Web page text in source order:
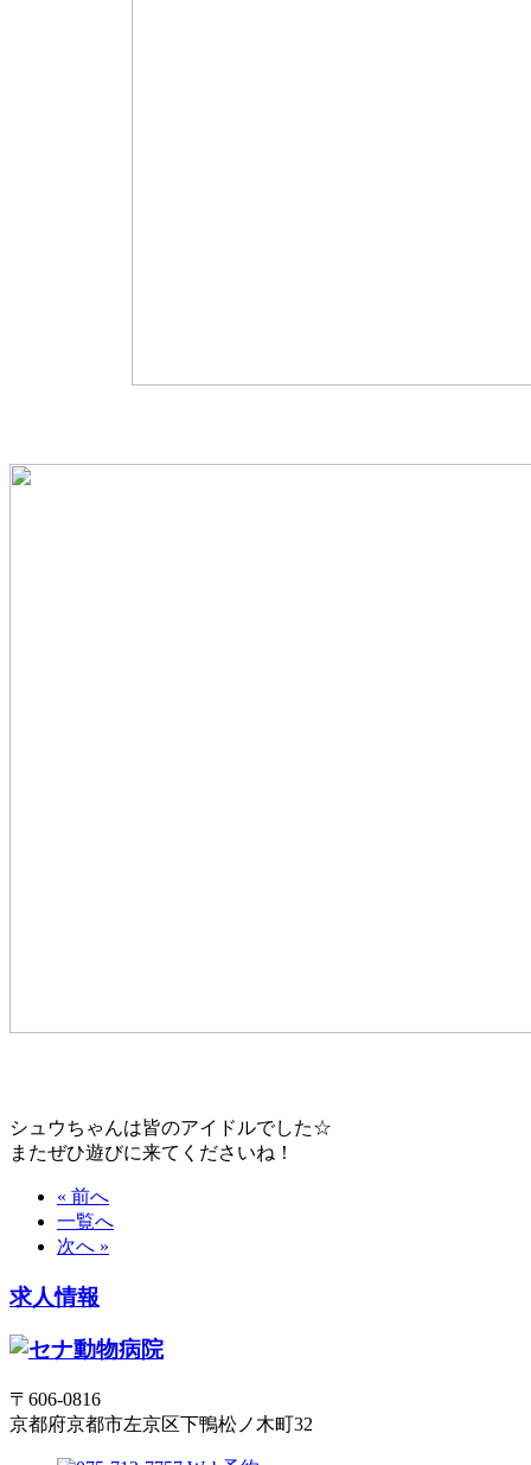
シュウちゃんは皆のアイドルでした☆
またぜひ遊びに来てくださいね！
« 前へ
一覧へ
次へ »
求人情報
〒606-0816
京都府京都市左京区下鴨松ノ木町32